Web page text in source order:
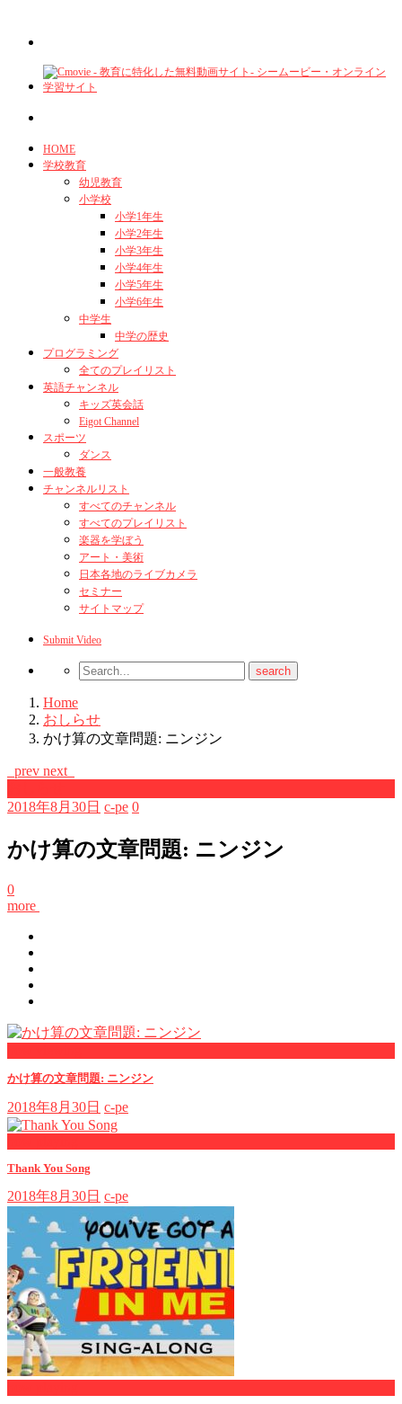
HOME
学校教育
幼児教育
小学校
小学1年生
小学2年生
小学3年生
小学4年生
小学5年生
小学6年生
中学生
中学の歴史
プログラミング
全てのプレイリスト
英語チャンネル
キッズ英会話
Eigot Channel
スポーツ
ダンス
一般教養
チャンネルリスト
すべてのチャンネル
すべてのプレイリスト
楽器を学ぼう
アート・美術
日本各地のライブカメラ
セミナー
サイトマップ
Submit Video
Home
おしらせ
かけ算の文章問題: ニンジン
prev next
2018年8月30日 c-pe 0
かけ算の文章問題: ニンジン
0
more
かけ算の文章問題: ニンジン
2018年8月30日 c-pe
Thank You Song
2018年8月30日 c-pe